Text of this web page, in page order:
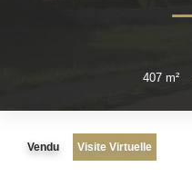
407m²
Vendu Visite Virtuelle